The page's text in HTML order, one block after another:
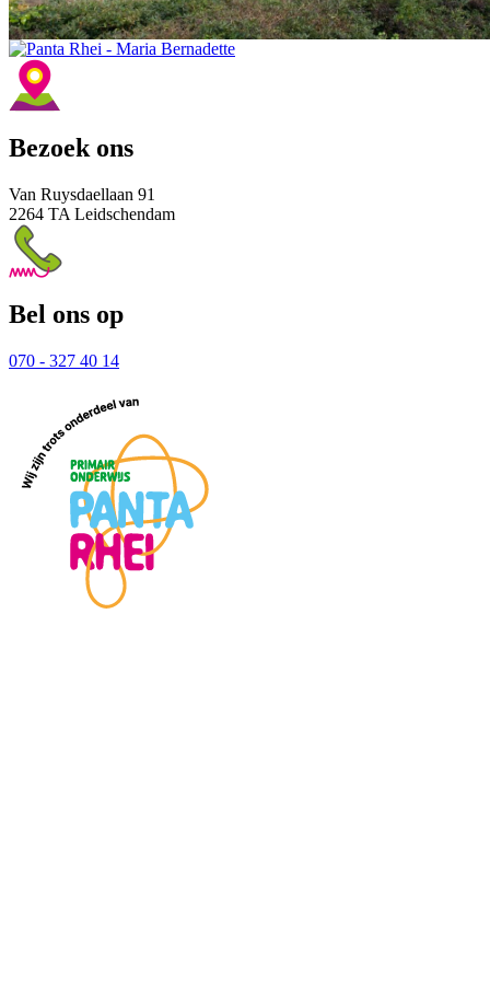
Bezoek ons
Van Ruysdaellaan 91
2264 TA Leidschendam
Bel ons op
070 - 327 40 14